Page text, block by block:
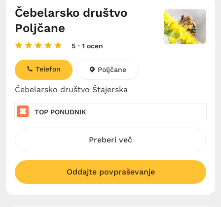
Čebelarsko društvo
Poljčane
5 · 1 ocen
Čebelarsko društvo Štajerska
Telefon Poljčane
TOP PONUDNIK
Preberi več
Oddajte povpraševanje